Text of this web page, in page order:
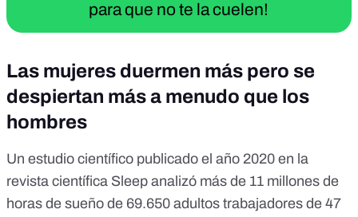
para que no te la cuelen!
Las mujeres duermen más pero se
despiertan más a menudo que los
hombres
Un estudio científico publicado el año 2020 en la
revista científica Sleep analizó más de 11 millones de
horas de sueño de 69.650 adultos trabajadores de 47